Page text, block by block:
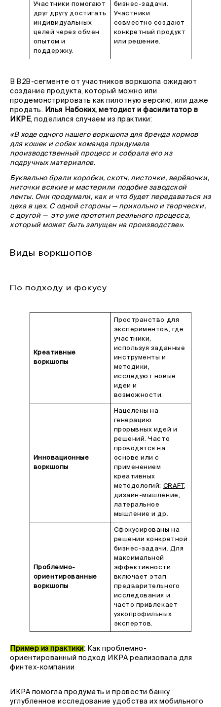
Участники помогают
друг другу достигать
индивидуальных
целей через обмен
опытом и
поддержку.
бизнес-задачи.
Участники
совместно создают
конкретный продукт
или решение.
В B2B-сегменте от участников воркшопа ожидают
создание продукта, который можно или
продемонстрировать как пилотную версию, или даже
продать. Илья Набоких, методист и фасилитатор в
ИКРЕ, поделился случаем из практики:
«В ходе одного нашего воркшопа для бренда кормов
для кошек и собак команда придумала
производственный процесс и собрала его из
подручных материалов.
Буквально брали коробки, скотч, листочки, верёвочки,
ниточки всякие и мастерили подобие заводской
ленты. Они продумали, как и что будет передаваться из
цеха в цех. С одной стороны — прикольно и творчески,
с другой — это уже прототип реального процесса,
который может быть запущен на производстве».
Виды воркшопов
По подходу и фокусу
Креативные
воркшопы
Пространство для
экспериментов, где
участники,
используя заданные
инструменты и
методики,
исследуют новые
идеи и
возможности.
Инновационные
воркшопы
Нацелены на
генерацию
прорывных идей и
решений. Часто
проводятся на
основе или с
применением
креативных
методологий: CRAFT,
дизайн-мышление,
латеральное
мышление и др.
Проблемно-
ориентированные
воркшопы
Сфокусированы на
решении конкретной
бизнес-задачи. Для
максимальной
эффективности
включает этап
предварительного
исследования и
часто привлекает
узкопрофильных
экспертов.
Пример из практики: Как проблемно-
ориентированный подход ИКРА реализовала для
финтех-компании
ИКРА помогла продумать и провести банку
углубленное исследование удобства их мобильного